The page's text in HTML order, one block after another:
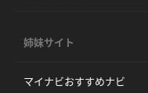
姉妹サイト
マイナビおすすめナビ